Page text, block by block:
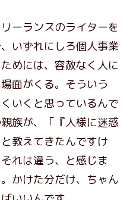
ーランスのライターを
いずれにしろ個人事業
めには、容赦なく人に
面がくる。そういう
いくと思っているんで
族が、「『人様に迷惑
教えてきたんですけ
れは違う、と感じま
かけた分だけ、ちゃん